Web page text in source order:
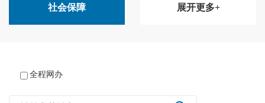
社会保障 展开更多+
全程网办